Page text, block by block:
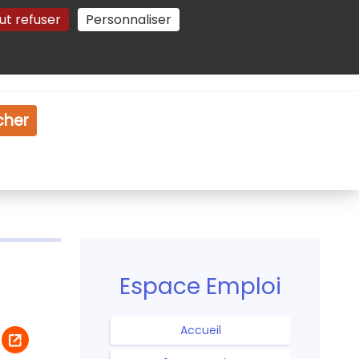
refuser Personnaliser
Gestion des cookies
Espace Emploi
Accueil